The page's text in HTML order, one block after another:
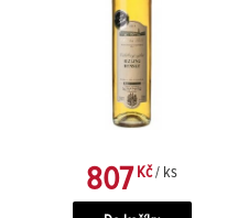
807Kč / ks